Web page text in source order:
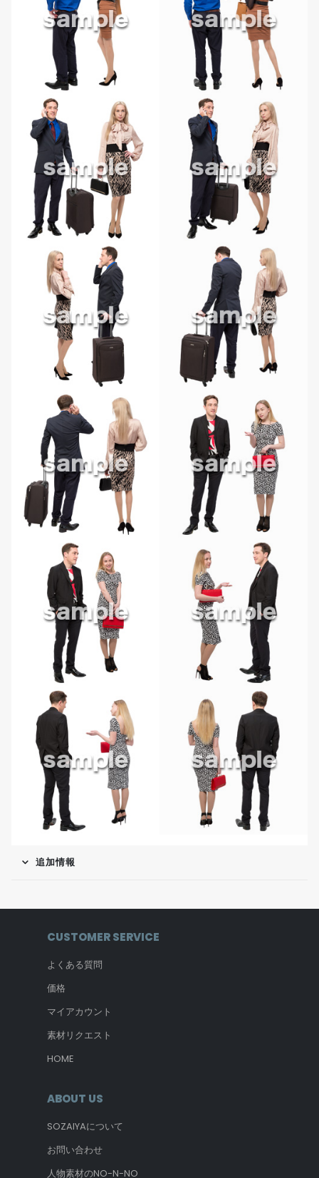
追加情報
CUSTOMER SERVICE
よくある質問
価格
マイアカウント
素材リクエスト
HOME
ABOUT US
SOZAIYAについて
お問い合わせ
人物素材のNO-N-NO